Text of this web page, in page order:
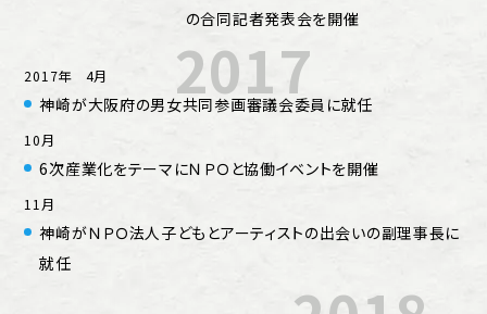
の合同記者発表会を開催
2017
2017年 4月
神崎が大阪府の男女共同参画審議会委員に就任
10月
6次産業化をテーマにＮＰＯと協働イベントを開催
11月
神崎がＮＰＯ法人子どもとアーティストの出会いの副理事長に
就任